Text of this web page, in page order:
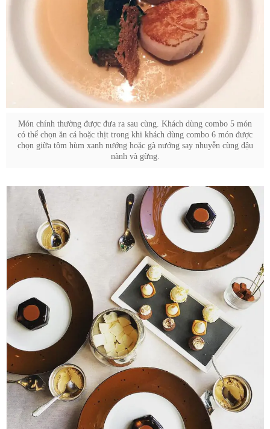
Món chính thường được đưa ra sau cùng. Khách dùng combo 5 món
có thể chọn ăn cá hoặc thịt trong khi khách dùng combo 6 món được
chọn giữa tôm hùm xanh nướng hoặc gà nướng say nhuyễn cùng đậu
nành và gừng.